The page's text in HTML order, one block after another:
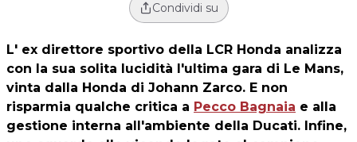
Condividi su
L' ex direttore sportivo della LCR Honda analizza
con la sua solita lucidità l'ultima gara di Le Mans,
vinta dalla Honda di Johann Zarco. E non
risparmia qualche critica a Pecco Bagnaia e alla
gestione interna all'ambiente della Ducati. Infine,